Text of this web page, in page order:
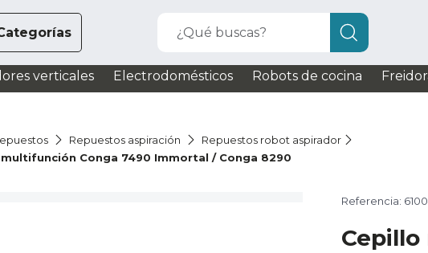
¿Qué buscas?
verticales Electrodomésticos Robots de cocina
Repuestos aspiración
Repuestos robot aspirador
Conga 7490 Immortal / Conga 8290
Referencia: